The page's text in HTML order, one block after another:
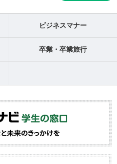
ビジネスマナー
卒業・卒業旅行